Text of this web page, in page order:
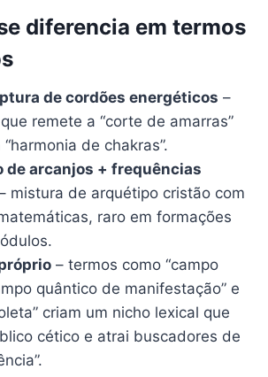
diferencia em termos
de cordões energéticos –
remete a “corte de amarras”
de chakras”.
de arcanjos + frequências
mistura de arquétipo cristão com
raro em formações
– termos como “campo
quântico de manifestação” e
criam um nicho lexical que
cético e atrai buscadores de